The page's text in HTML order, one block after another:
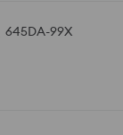
645DA-99X